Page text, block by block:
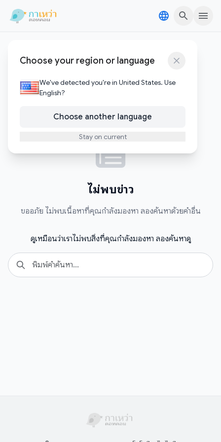
Choose your region or language
We've detected you're in United States. Use
English?
Choose another language
Stay on current
BeyondaryProducts
บทความ
ไม่พบข่าว
ขออภัย ไม่พบเนื้อหาที่คุณกำลังมองหา ลองค้นหาด้วยคำอื่น
ดูเหมือนว่าเราไม่พบสิ่งที่คุณกำลังมองหา ลองค้นหาดู
Search
for: